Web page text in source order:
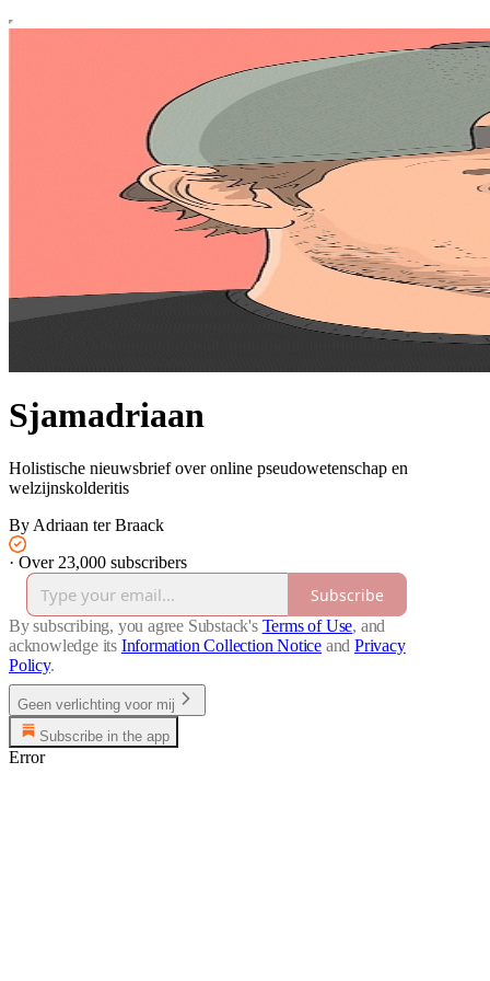
Sjamadriaan
Holistische nieuwsbrief over online pseudowetenschap en
welzijnskolderitis
By Adriaan ter Braack
· Over 23,000 subscribers
Subscribe
By subscribing, you agree Substack's Terms of Use, and
acknowledge its Information Collection Notice and Privacy
Policy.
Geen verlichting voor mij
Subscribe in the app
Error